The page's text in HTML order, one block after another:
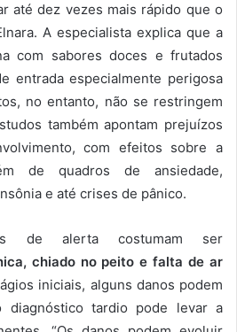
até dez vezes mais rápido que o
A especialista explica que a
com sabores doces e frutados
entrada especialmente perigosa
no entanto, não se restringem
também apontam prejuízos
com efeitos sobre a
de quadros de ansiedade,
e até crises de pânico.
de alerta costumam ser
chiado no peito e falta de ar
iniciais, alguns danos podem
diagnóstico tardio pode levar a